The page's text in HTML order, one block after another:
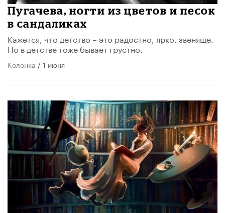
​Пугачева, ногти из цветов и песок
в сандаликах
Кажется, что детство – это радостно, ярко, звеняще.
Но в детстве тоже бывает грустно.
Колонка / 1 июня